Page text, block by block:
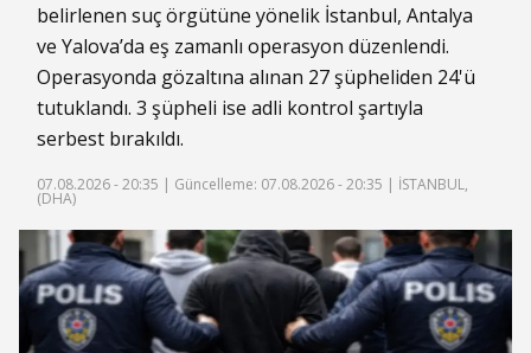
belirlenen suç örgütüne yönelik İstanbul, Antalya
ve Yalova’da eş zamanlı operasyon düzenlendi.
Operasyonda gözaltına alınan 27 şüpheliden 24'ü
tutuklandı. 3 şüpheli ise adli kontrol şartıyla
serbest bırakıldı.
07.08.2026 - 20:35 | Güncelleme: 07.08.2026 - 20:35 | İSTANBUL,
(DHA)